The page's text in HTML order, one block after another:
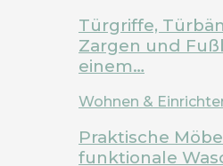
Türgriffe,
Zargen und
einem…
Wohnen &
Praktische
funktionale